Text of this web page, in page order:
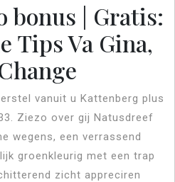
bonus | Gratis:
Tips Va Gina,
vanuit u Kattenberg plus
Ziezo over gij Natusdreef
wegens, een verrassend
groenkleurig met een trap
zicht appreciren